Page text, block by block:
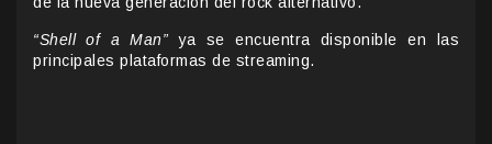
“Shell of a Man” ya se encuentra disponible en las
principales plataformas de streaming.